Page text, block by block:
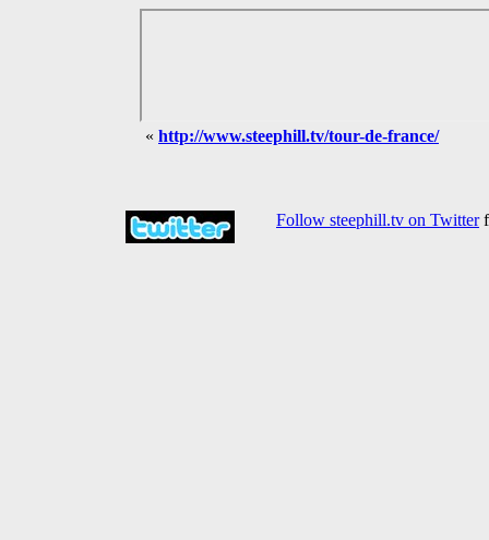
« http://www.steephill.tv/tour-de-france/
Follow steephill.tv on Twitter